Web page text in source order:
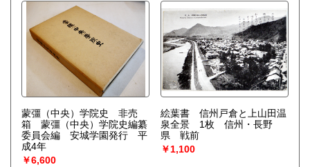
蒙彊（中央）学院史 非売
箱 蒙彊（中央）学院史編纂
委員会編 安城学園発行 平
成4年
￥6,600
絵葉書 信州戸倉と上山田温
泉全景 1枚 信州・長野
県 戦前
￥1,100